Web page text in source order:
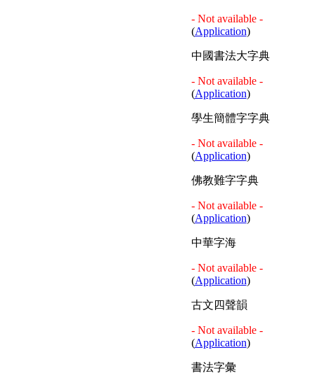
- Not available -
(Application)
中國書法大字典
- Not available -
(Application)
學生簡體字字典
- Not available -
(Application)
佛教難字字典
- Not available -
(Application)
中華字海
- Not available -
(Application)
古文四聲韻
- Not available -
(Application)
書法字彙